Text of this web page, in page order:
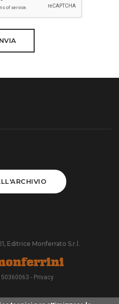
Editrice Monferrato S.r.l.
- Privacy